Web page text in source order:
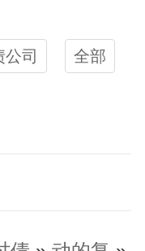
司 全部